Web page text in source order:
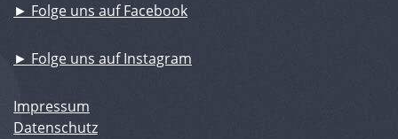
► Folge uns auf Facebook
► Folge uns auf Instagram
Impressum
Datenschutz